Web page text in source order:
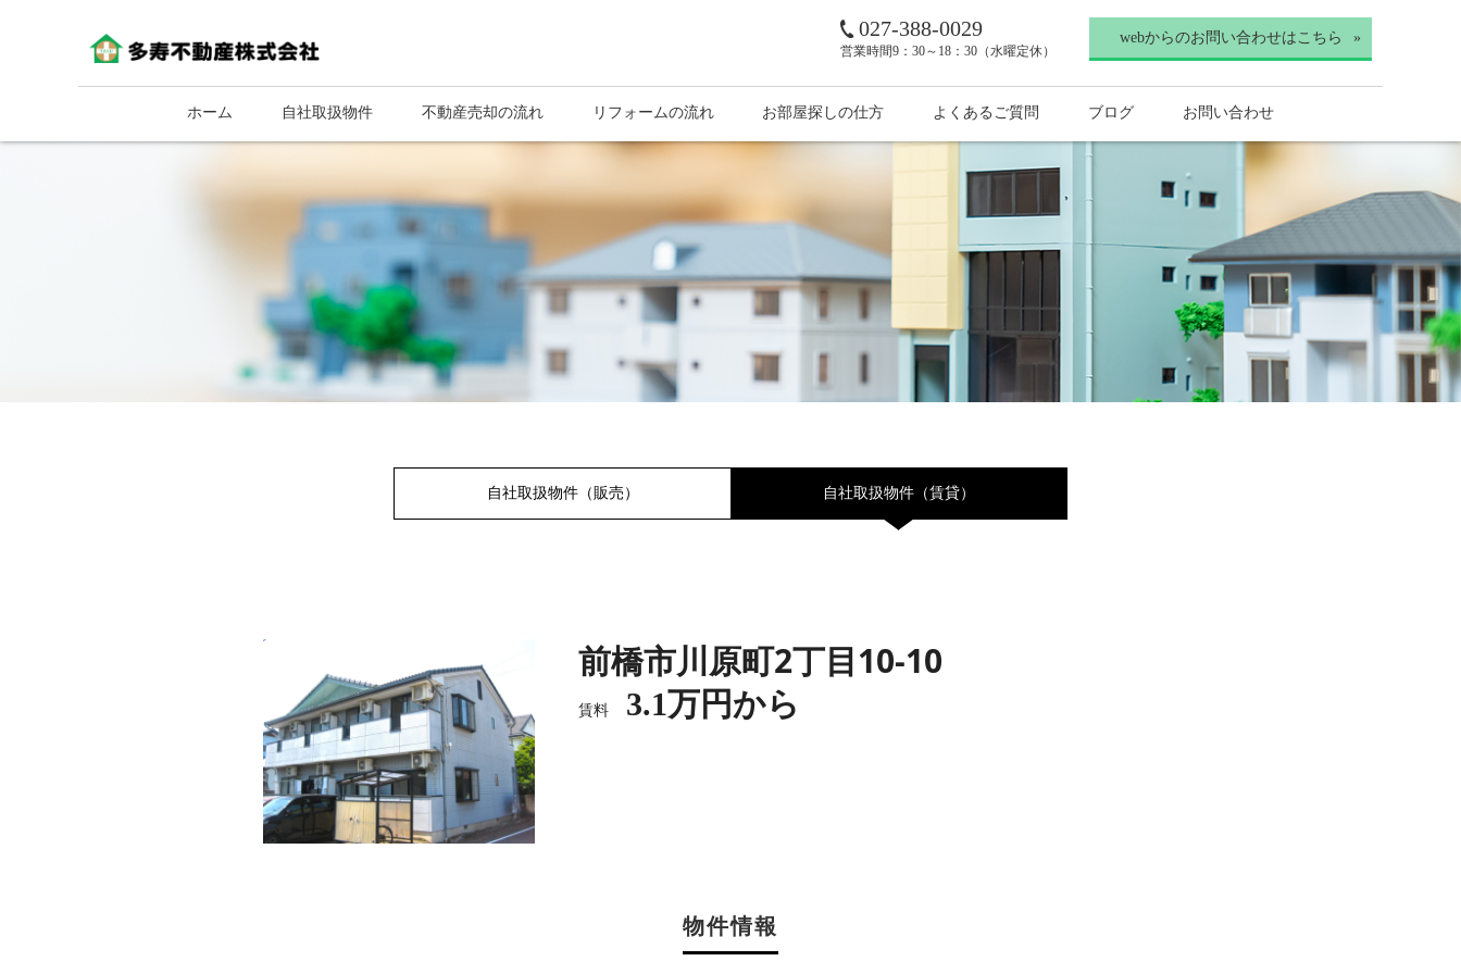
027-388-0029
営業時間9：30～18：30（水曜定休）
webからのお問い合わせはこちら
ホーム 自社取扱物件 不動産売却の流れ リフォームの流れ お部屋探しの仕方 よくあるご質問 ブログ お問い合わせ
自社取扱物件（販売） 自社取扱物件（賃貸）
前橋市川原町2丁目10-10
賃料 3.1万円から
物件情報